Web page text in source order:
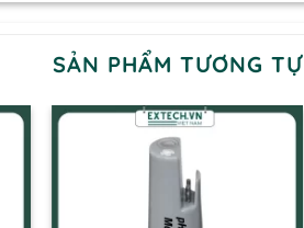
SẢN PHẨM TƯƠNG TỰ